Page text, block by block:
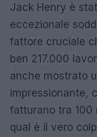
Jack Henry è
eccezionale
fattore cruciale
ben 217.000
anche mostrato
impressionante,
fatturano tra 100
qual è il vero